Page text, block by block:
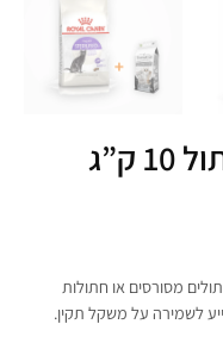
מסורסים או חתולות